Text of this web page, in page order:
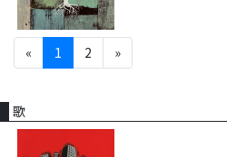
« 1 2 »
歌